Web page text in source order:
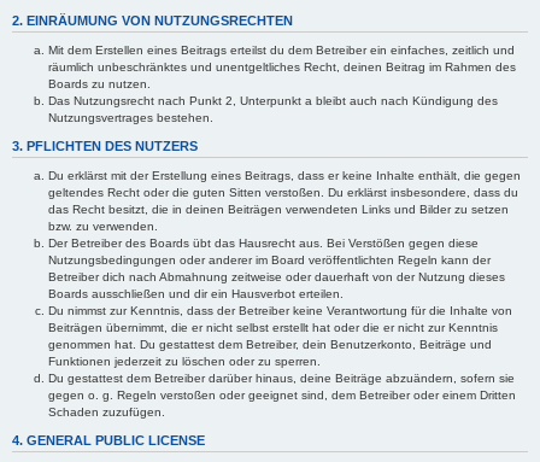
2. EINRÄUMUNG VON NUTZUNGSRECHTEN
Mit dem Erstellen eines Beitrags erteilst du dem Betreiber ein einfaches, zeitlich und
räumlich unbeschränktes und unentgeltliches Recht, deinen Beitrag im Rahmen des
Boards zu nutzen.
Das Nutzungsrecht nach Punkt 2, Unterpunkt a bleibt auch nach Kündigung des
Nutzungsvertrages bestehen.
3. PFLICHTEN DES NUTZERS
Du erklärst mit der Erstellung eines Beitrags, dass er keine Inhalte enthält, die gegen
geltendes Recht oder die guten Sitten verstoßen. Du erklärst insbesondere, dass du
das Recht besitzt, die in deinen Beiträgen verwendeten Links und Bilder zu setzen
bzw. zu verwenden.
Der Betreiber des Boards übt das Hausrecht aus. Bei Verstößen gegen diese
Nutzungsbedingungen oder anderer im Board veröffentlichten Regeln kann der
Betreiber dich nach Abmahnung zeitweise oder dauerhaft von der Nutzung dieses
Boards ausschließen und dir ein Hausverbot erteilen.
Du nimmst zur Kenntnis, dass der Betreiber keine Verantwortung für die Inhalte von
Beiträgen übernimmt, die er nicht selbst erstellt hat oder die er nicht zur Kenntnis
genommen hat. Du gestattest dem Betreiber, dein Benutzerkonto, Beiträge und
Funktionen jederzeit zu löschen oder zu sperren.
Du gestattest dem Betreiber darüber hinaus, deine Beiträge abzuändern, sofern sie
gegen o. g. Regeln verstoßen oder geeignet sind, dem Betreiber oder einem Dritten
Schaden zuzufügen.
4. GENERAL PUBLIC LICENSE